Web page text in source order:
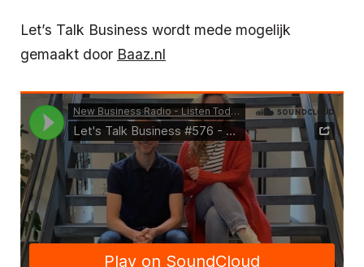
Let’s Talk Business wordt mede mogelijk
gemaakt door Baaz.nl